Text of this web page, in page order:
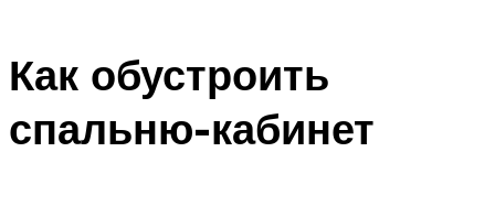
Как обустроить
спальню-кабинет